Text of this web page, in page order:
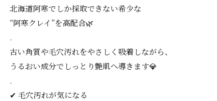
北海道阿寒でしか採取できない希少な
“阿寒クレイ”を高配合🌿
.
古い角質や毛穴汚れをやさしく吸着しながら、
うるおい成分でしっとり艶肌へ導きます💎
.
✔ 毛穴汚れが気になる